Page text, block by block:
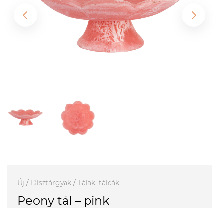
Új / Dísztárgyak / Tálak, tálcák
Peony tál – pink